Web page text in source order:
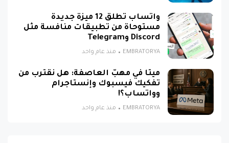
واتساب تطلق 12 ميزة جديدة
مستوحاة من تطبيقات منافسة مثل
Discord وTelegram
EMBRATORYA منذ عام واحد
ميتا في مهبّ العاصفة: هل نقترب من
تفكيك فيسبوك وإنستاجرام
وواتساب؟!
EMBRATORYA منذ عام واحد